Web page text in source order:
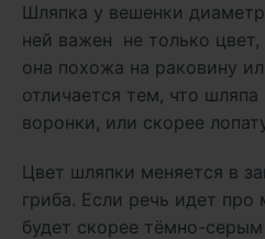
Шляпка у вешенки
ней важен не только
она похожа на раковину
отличается тем, что
воронки, или скорее
Цвет шляпки меняется в
гриба. Если речь идет
будет скорее тёмно-